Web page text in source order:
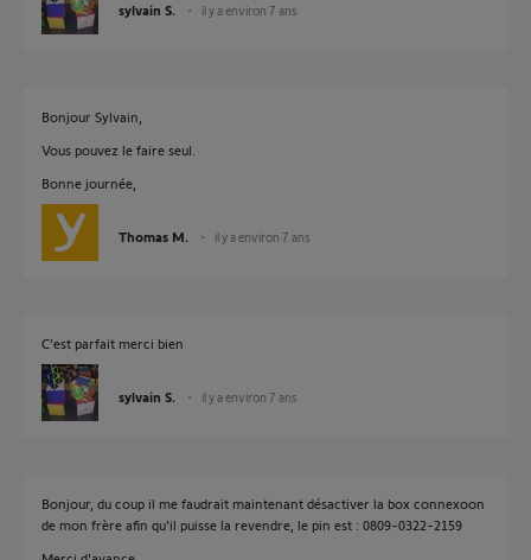
sylvain S. il y a environ 7 ans
Bonjour Sylvain,
Vous pouvez le faire seul.
Bonne journée,
Thomas M. il y a environ 7 ans
C’est parfait merci bien
sylvain S. il y a environ 7 ans
Bonjour, du coup il me faudrait maintenant désactiver la box connexoon
de mon frère afin qu'il puisse la revendre, le pin est : 0809-0322-2159